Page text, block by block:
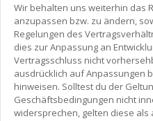
Wir behalten uns weiterhin das
anzupassen bzw. zu ändern,
Regelungen des
dies zur Anpassung an
Vertragsschluss nicht
ausdrücklich auf Anpassungen
hinweisen. Solltest du der
Geschäftsbedingungen nicht
widersprechen, gelten diese als